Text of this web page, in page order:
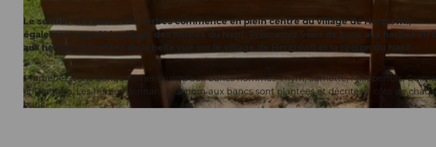
Le sentier des bancs aux herbes commence en plein centre du village de Hergiswil,
également appelé le village des herbes du Napf. Promenez-vous de banc aux herbes en
aux herbes et profitez de la belle vue sur le village de Hergiswil et la région du Napf.
Promenez-vous tranquillement jusqu’aux bancs nommés Thym, Sarriette, Millepertuis,
et Romarin. Les herbes donnant leur nom aux bancs sont plantées et décrites à côté de
banc.